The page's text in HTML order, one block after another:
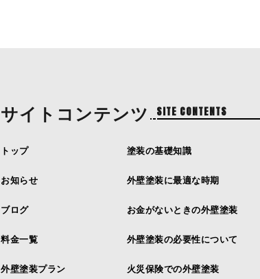
サイトコンテンツ SITE CONTENTS
トップ
お知らせ
ブログ
料金一覧
外壁塗装プラン
塗装の基礎知識
外壁塗装に最適な時期
お金がないときの外壁塗装
外壁塗装の必要性について
火災保険での外壁塗装